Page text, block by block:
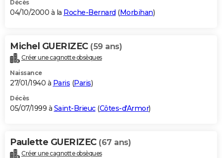
Décès
04/10/2000 à la Roche-Bernard (Morbihan)
Michel GUERIZEC (59 ans)
Créer une cagnotte obsèques
Naissance
27/01/1940 à Paris (Paris)
Décès
05/07/1999 à Saint-Brieuc(Côtes-d'Armor)
Paulette GUERIZEC (67 ans)
Créer une cagnotte obsèques